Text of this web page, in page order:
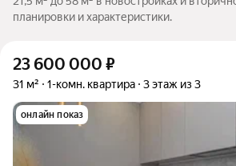
планировки и характеристики.
23 600 000 ₽
31 м² 1-комн. квартира 3 этаж из 3
онлайн показ